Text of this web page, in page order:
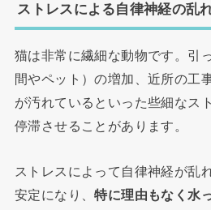
ストレスによる自律神経の乱
猫は非常に繊細な動物です。引
間やペット）の増加、近所の工
が汚れているといった些細なス
停滞させることがあります。
ストレスによって自律神経が乱
安定になり、特に理由もなく水